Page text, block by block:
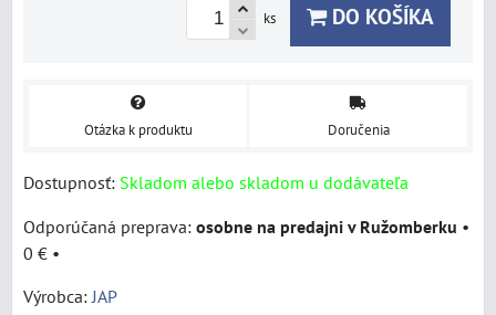
ks DO KOŠÍKA
Otázka k produktu Doručenia
Dostupnosť: Skladom alebo skladom u dodávateľa
osobne na predajni v Ružomberku •
0 € •
Výrobca: JAP